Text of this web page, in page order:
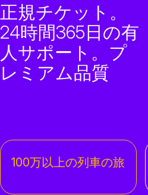
正規チケット。
24時間365日の有
人サポート。プ
レミアム品質
100万以上の列車の旅